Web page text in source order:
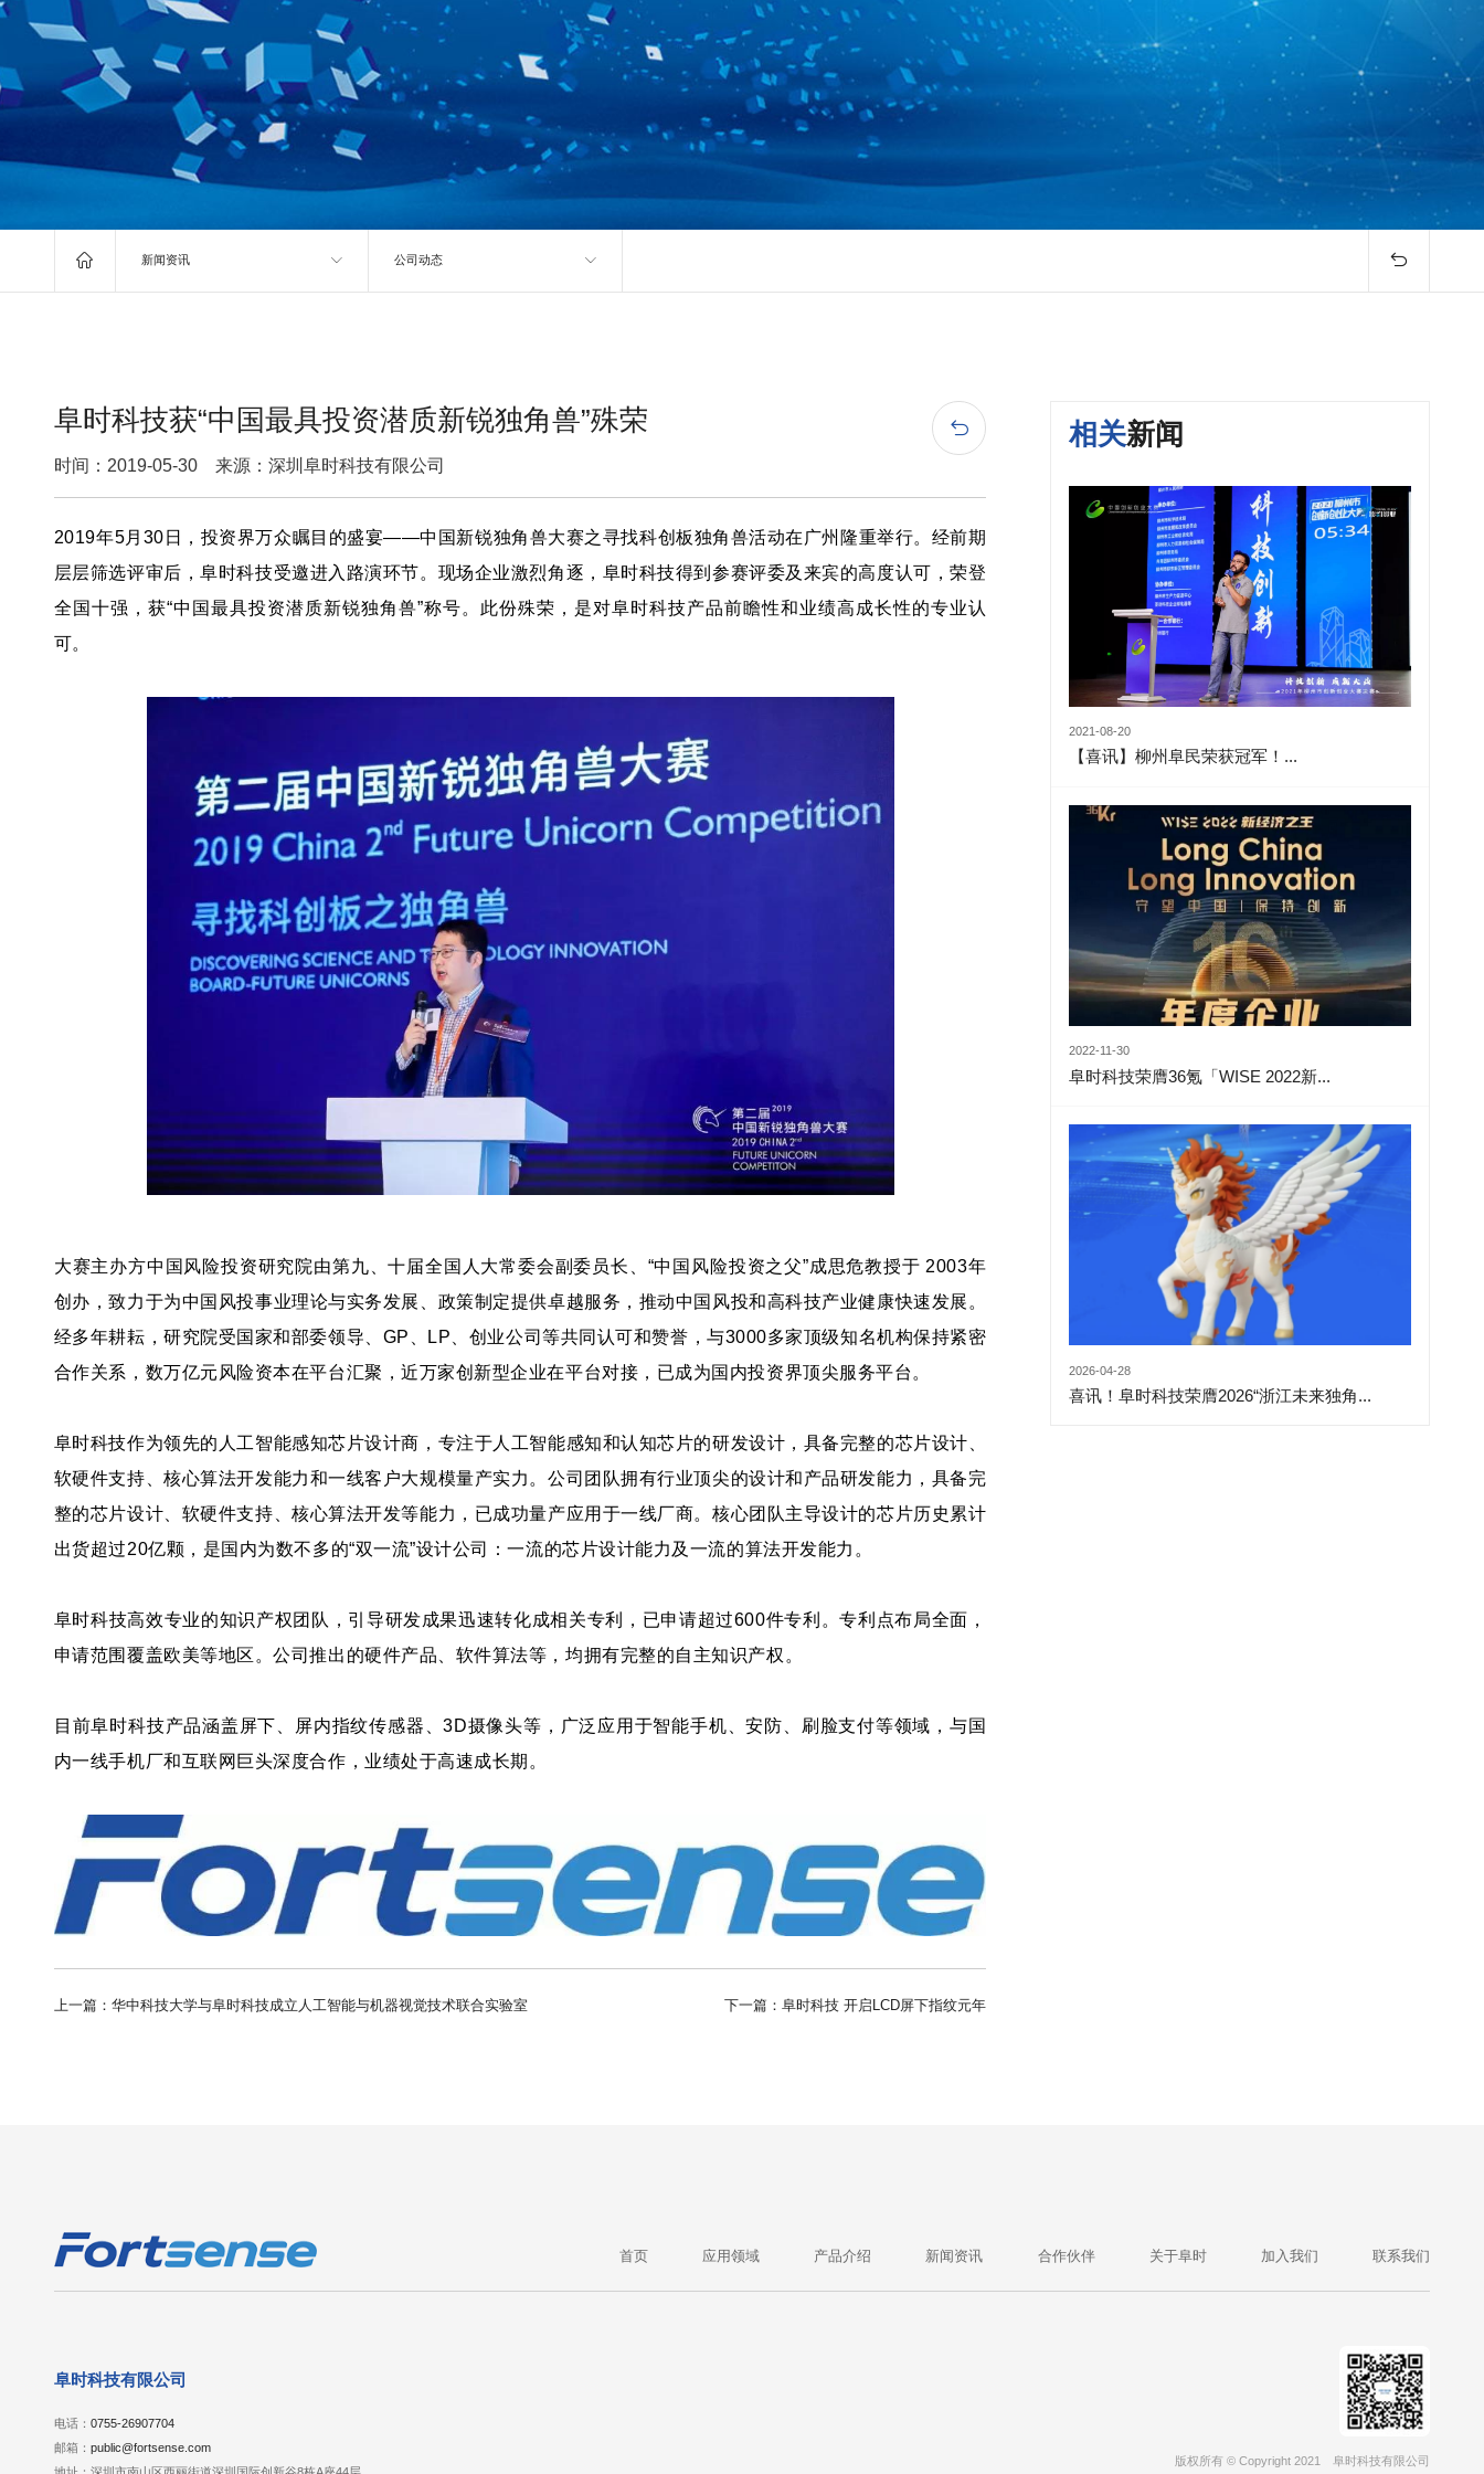
 新闻资讯 公司动态 
阜时科技获“中国最具投资潜质新锐独角兽”殊荣
时间：2019-05-30 来源：深圳阜时科技有限公司

2019年5月30日， 投资界万众瞩目的盛宴——中国新锐独角兽大赛之寻找科创板独角兽活动在广州隆重举行。经前期
层层筛选评审后，阜时科技受邀进入路演环节。现场企业激烈角逐，阜时科技得到参赛评委及来宾的高度认可，荣登
全国十强，获“中国最具投资潜质新锐独角兽”称号。此份殊荣，是对阜时科技产品前瞻性和业绩高成长性的专业认
可。
大赛主办方中国风险投资研究院由第九、十届全国人大常委会副委员长、“中国风险投资之父”成思危教授于 2003年
创办，致力于为中国风投事业理论与实务发展、政策制定提供卓越服务，推动中国风投和高科技产业健康快速发展。
经多年耕耘，研究院受国家和部委领导、GP、LP、创业公司等共同认可和赞誉，与3000多家顶级知名机构保持紧密
合作关系，数万亿元风险资本在平台汇聚，近万家创新型企业在平台对接，已成为国内投资界顶尖服务平台。
阜时科技作为领先的人工智能感知芯片设计商，专注于人工智能感知和认知芯片的研发设计，具备完整的芯片设计、
软硬件支持、核心算法开发能力和一线客户大规模量产实力。公司团队拥有行业顶尖的设计和产品研发能力，具备完
整的芯片设计、软硬件支持、核心算法开发等能力，已成功量产应用于一线厂商。核心团队主导设计的芯片历史累计
出货超过20亿颗，是国内为数不多的“双一流”设计公司：一流的芯片设计能力及一流的算法开发能力。
阜时科技高效专业的知识产权团队，引导研发成果迅速转化成相关专利，已申请超过600件专利。专利点布局全面，
申请范围覆盖欧美等地区。公司推出的硬件产品、软件算法等，均拥有完整的自主知识产权。
目前阜时科技产品涵盖屏下、屏内指纹传感器、3D摄像头等，广泛应用于智能手机、安防、刷脸支付等领域，与国
内一线手机厂和互联网巨头深度合作，业绩处于高速成长期。
上一篇：华中科技大学与阜时科技成立人工智能与机器视觉技术联合实验室 下一篇：阜时科技 开启LCD屏下指纹元年
相关新闻
2021-08-20
【喜讯】柳州阜民荣获冠军！...
2022-11-30
阜时科技荣膺36氪「WISE 2022新...
2026-04-28
喜讯！阜时科技荣膺2026“浙江未来独角...
首页 应用领域 产品介绍 新闻资讯 合作伙伴 关于阜时 加入我们 联系我们
阜时科技有限公司
电话： 0755-26907704
邮箱： public@fortsense.com
版权所有 © Copyright 2021 阜时科技有限公司